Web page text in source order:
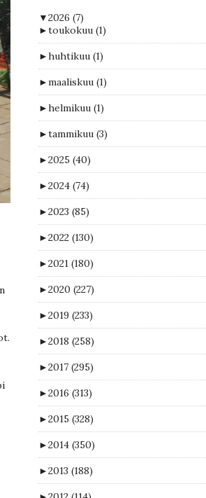
▼2026 (7)
►toukokuu (1)
►huhtikuu (1)
►maaliskuu (1)
►helmikuu (1)
►tammikuu (3)
►2025 (40)
►2024 (74)
►2023 (85)
►2022 (130)
►2021 (180)
►2020 (227)
►2019 (233)
►2018 (258)
►2017 (295)
►2016 (313)
►2015 (328)
►2014 (350)
►2013 (188)